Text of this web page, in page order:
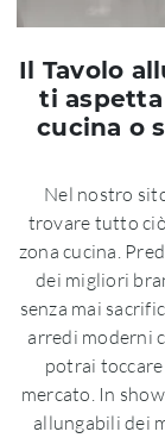
Il Tavolo
ti
cucina o
Nel nostro
trovare tutto
zona cucina.
dei migliori
senza mai
arredi moderni
potrai
mercato. In
allungabili dei